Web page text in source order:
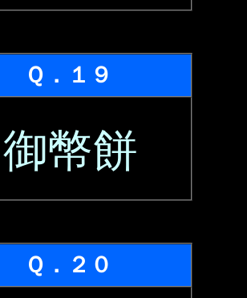
Ｑ．１９
御幣餅
Ｑ．２０